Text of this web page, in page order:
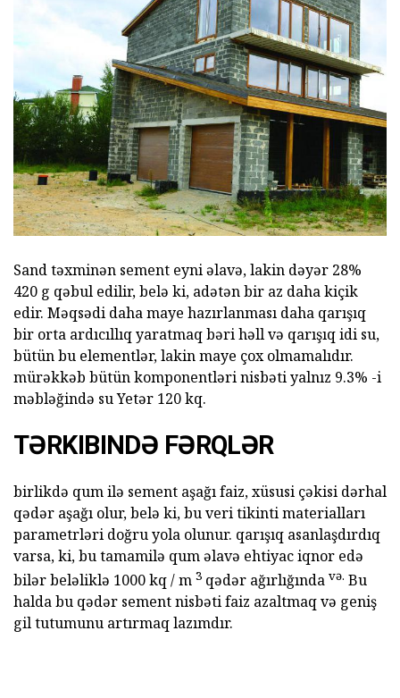
Sand təxminən sement eyni əlavə, lakin dəyər 28%
420 g qəbul edilir, belə ki, adətən bir az daha kiçik
edir. Məqsədi daha maye hazırlanması daha qarışıq
bir orta ardıcıllıq yaratmaq bəri həll və qarışıq idi su,
bütün bu elementlər, lakin maye çox olmamalıdır.
mürəkkəb bütün komponentləri nisbəti yalnız 9.3% -i
məbləğində su Yetər 120 kq.
TƏRKIBINDƏ FƏRQLƏR
birlikdə qum ilə sement aşağı faiz, xüsusi çəkisi dərhal
qədər aşağı olur, belə ki, bu veri tikinti materialları
parametrləri doğru yola olunur. qarışıq asanlaşdırdıq
varsa, ki, bu tamamilə qum əlavə ehtiyac iqnor edə
bilər beləliklə 1000 kq / m 3 qədər ağırlığında və. Bu
halda bu qədər sement nisbəti faiz azaltmaq və geniş
gil tutumunu artırmaq lazımdır.